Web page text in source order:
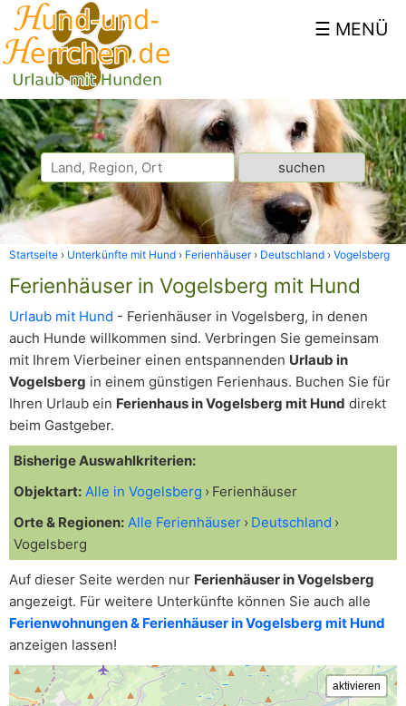
Startseite Unterkünfte mit Hund Ferienhäuser Deutschland Vogelsberg
Ferienhäuser in Vogelsberg mit Hund
Urlaub mit Hund - Ferienhäuser in Vogelsberg, in denen
auch Hunde willkommen sind. Verbringen Sie gemeinsam
mit Ihrem Vierbeiner einen entspannenden Urlaub in
Vogelsberg in einem günstigen Ferienhaus. Buchen Sie für
Ihren Urlaub ein Ferienhaus in Vogelsberg mit Hund direkt
beim Gastgeber.
Bisherige Auswahlkriterien:
Objektart: Alle in Vogelsberg
Ferienhäuser
Orte & Regionen: Alle Ferienhäuser
Deutschland
Vogelsberg
Auf dieser Seite werden nur Ferienhäuser in Vogelsberg
angezeigt. Für weitere Unterkünfte können Sie auch alle
Ferienwohnungen & Ferienhäuser in Vogelsberg mit Hund
anzeigen lassen!